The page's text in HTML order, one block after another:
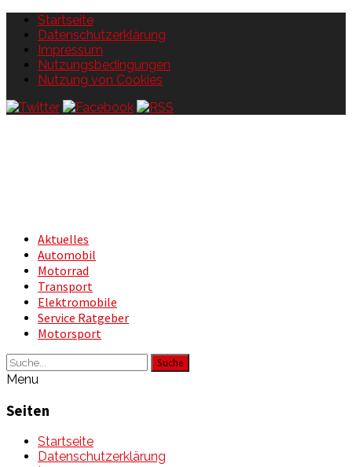
Startseite
Datenschutzerklärung
Impressum
Nutzungsbedingungen
Nutzung von Cookies
Aktuelles
Automobil
Motorrad
Transport
Elektromobile
Service Ratgeber
Motorsport
Suche
Menu
Seiten
Startseite
Datenschutzerklärung